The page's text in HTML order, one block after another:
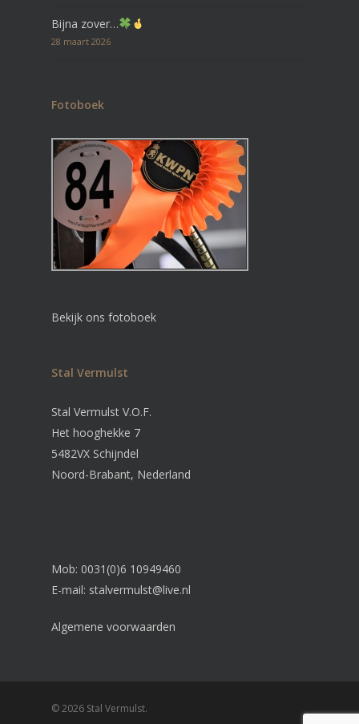
Bijna zover…
28 maart 2026
Fotoboek
Bekijk ons fotoboek
Stal Vermulst
Stal Vermulst V.O.F.
Het hooghekke 7
5482VX Schijndel
Noord-Brabant, Nederland
Mob: 0031(0)6 10949460
E-mail: stalvermulst@live.nl
Algemene voorwaarden
© 2026 Stal Vermulst.